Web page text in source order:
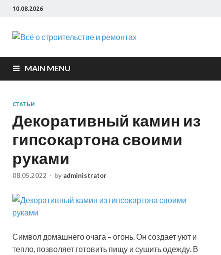
10.08.2026
Всё о
MAIN MENU
СТАТЬИ
Декоративный камин из
гипсокартона своими
руками
08.05.2022 - by administrator
Символ домашнего очага – огонь. Он создает уют и
тепло, позволяет готовить пищу и сушить одежду. В